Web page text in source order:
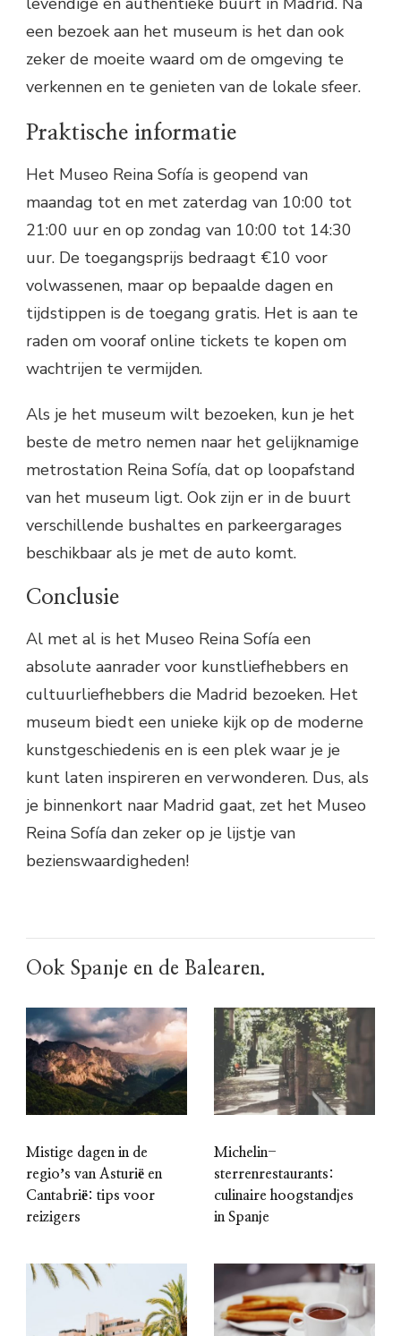
een bezoek aan het museum is het dan ook
zeker de moeite waard om de omgeving te
verkennen en te genieten van de lokale sfeer.
Praktische informatie
Het Museo Reina Sofía is geopend van
maandag tot en met zaterdag van 10:00 tot
21:00 uur en op zondag van 10:00 tot 14:30
uur. De toegangsprijs bedraagt €10 voor
volwassenen, maar op bepaalde dagen en
tijdstippen is de toegang gratis. Het is aan te
raden om vooraf online tickets te kopen om
wachtrijen te vermijden.
Als je het museum wilt bezoeken, kun je het
beste de metro nemen naar het gelijknamige
metrostation Reina Sofía, dat op loopafstand
van het museum ligt. Ook zijn er in de buurt
verschillende bushaltes en parkeergarages
beschikbaar als je met de auto komt.
Conclusie
Al met al is het Museo Reina Sofía een
absolute aanrader voor kunstliefhebbers en
cultuurliefhebbers die Madrid bezoeken. Het
museum biedt een unieke kijk op de moderne
kunstgeschiedenis en is een plek waar je je
kunt laten inspireren en verwonderen. Dus, als
je binnenkort naar Madrid gaat, zet het Museo
Reina Sofía dan zeker op je lijstje van
bezienswaardigheden!
Ook Spanje en de Balearen.
Mistige dagen in de
regioʼs van Asturië en
Cantabrië: tips voor
reizigers
Michelin-
sterrenrestaurants:
culinaire hoogstandjes
in Spanje